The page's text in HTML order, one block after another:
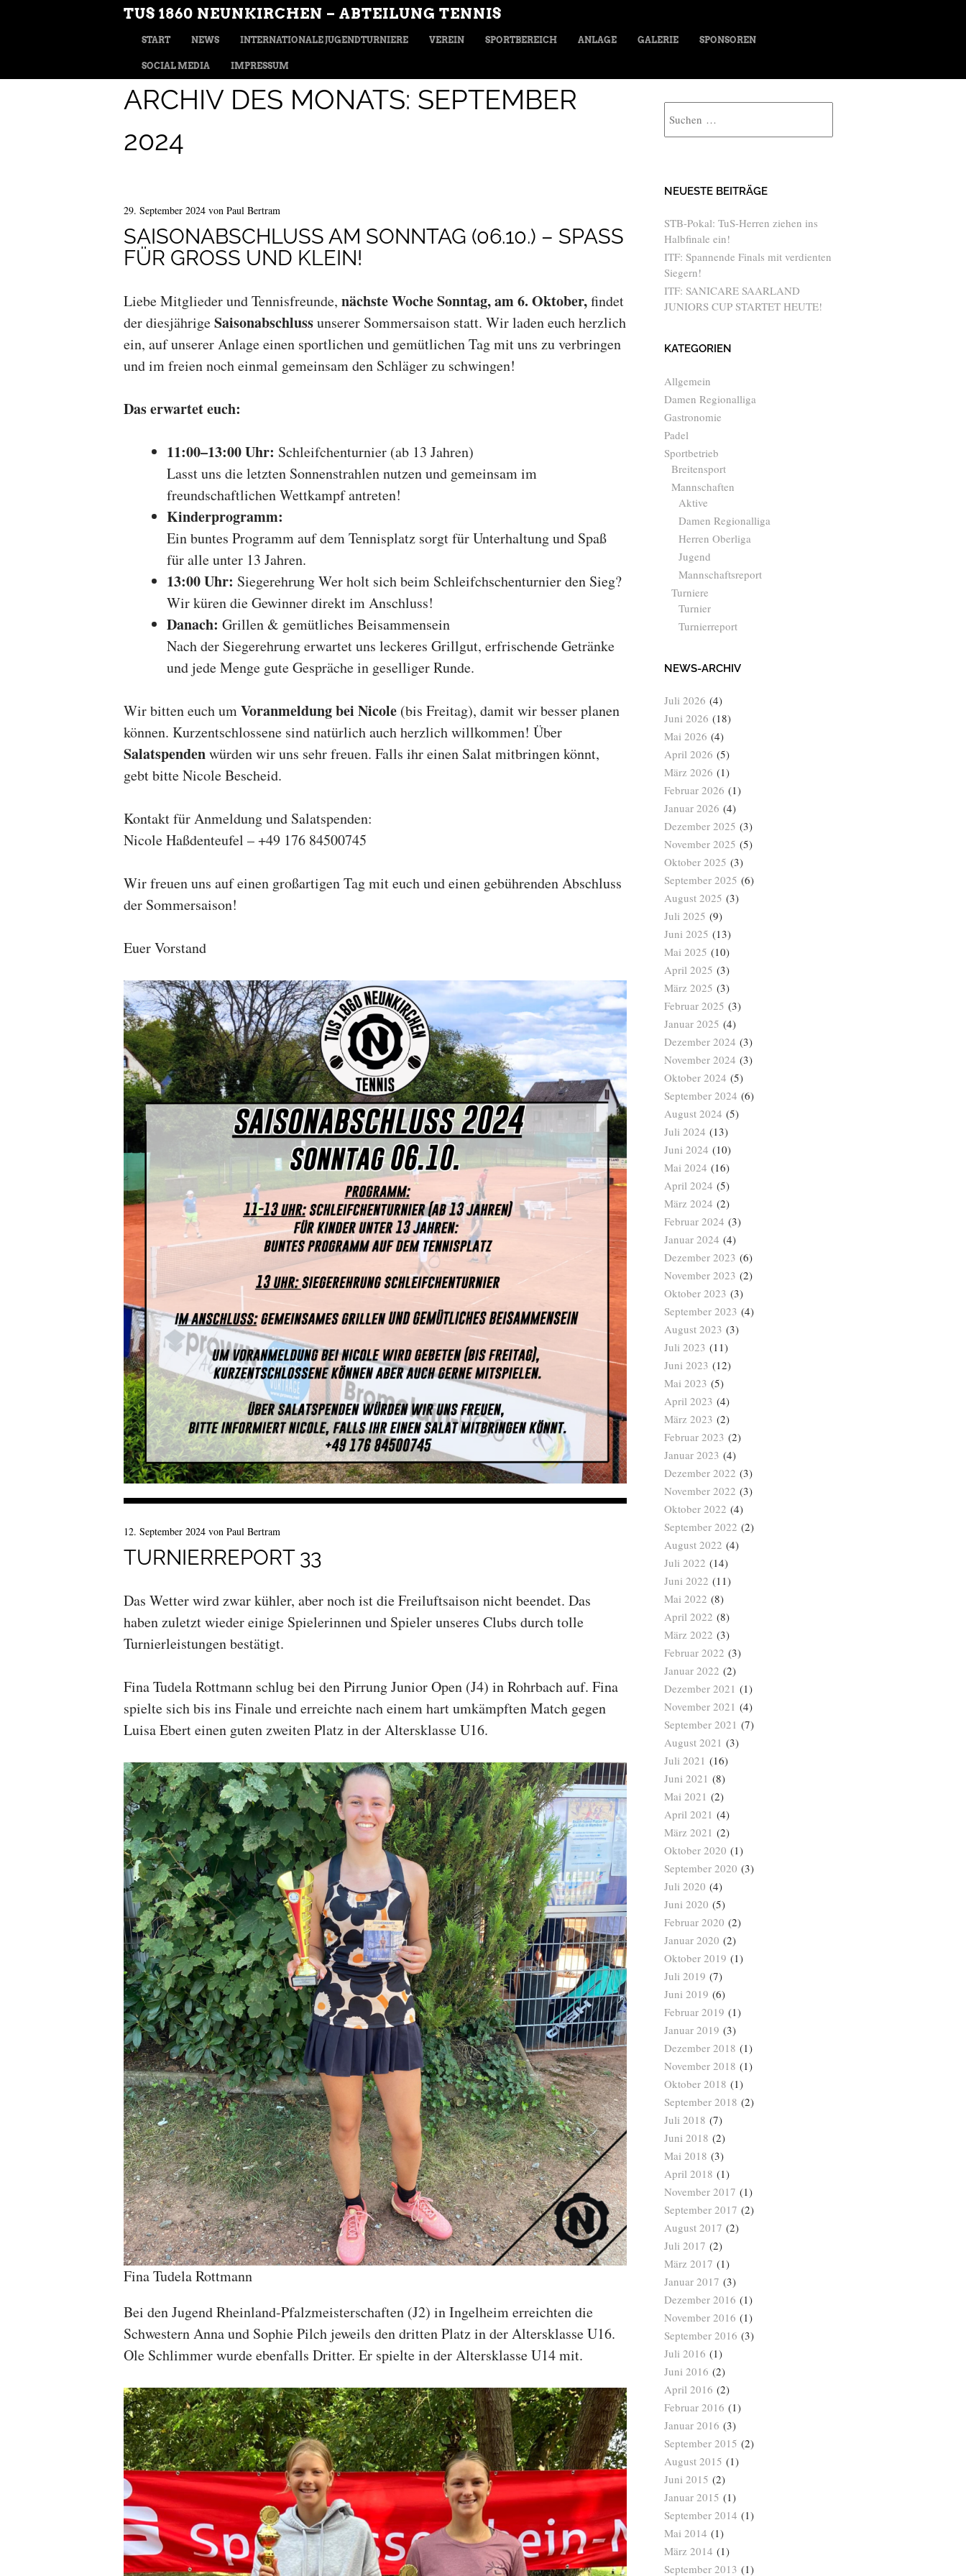
TUS 1860 NEUNKIRCHEN – ABTEILUNG TENNIS
MENÜ
ZUM INHALT SPRINGEN
START NEWS INTERNATIONALE JUGENDTURNIERE VEREIN SPORTBEREICH ANLAGE GALERIE SPONSOREN
SOCIAL MEDIA IMPRESSUM
ARCHIV DES MONATS: SEPTEMBER
2024
29. September 2024 von Paul Bertram
SAISONABSCHLUSS AM SONNTAG (06.10.) – SPASS F
ÜR GROSS UND KLEIN!
Liebe Mitglieder und Tennisfreunde, nächste Woche Sonntag, am 6. Oktober,findet
der diesjährigeSaisonabschlussunserer Sommersaison statt. Wir laden euch herzlich
ein, auf unserer Anlage einen sportlichen und gemütlichen Tag mit uns zu verbringen
und im freien noch einmal gemeinsam den Schläger zu schwingen!
Das erwartet euch:
11:00–13:00 Uhr: Schleifchenturnier (ab 13 Jahren)
Lasst uns die letzten Sonnenstrahlen nutzen und gemeinsam im
freundschaftlichen Wettkampf antreten!
Kinderprogramm:
Ein buntes Programm auf dem Tennisplatz sorgt für Unterhaltung und Spaß
für alle unter 13 Jahren.
13:00 Uhr: Siegerehrung Wer holt sich beim Schleifchschenturnier den Sieg?
Wir küren die Gewinner direkt im Anschluss!
Danach: Grillen & gemütliches Beisammensein
Nach der Siegerehrung erwartet uns leckeres Grillgut, erfrischende Getränke
und jede Menge gute Gespräche in geselliger Runde.
Wir bitten euch umVoranmeldung bei Nicole (bis Freitag), damit wir besser planen
können. Kurzentschlossene sind natürlich auch herzlich willkommen! Über
Salatspendenwürden wir uns sehr freuen. Falls ihr einen Salat mitbringen könnt,
gebt bitte Nicole Bescheid.
Kontakt für Anmeldung und Salatspenden:
Nicole Haßdenteufel – +49 176 84500745
Wir freuen uns auf einen großartigen Tag mit euch und einen gebührenden Abschluss
der Sommersaison!
Euer Vorstand
12. September 2024 von Paul Bertram
TURNIERREPORT 33
Das Wetter wird zwar kühler, aber noch ist die Freiluftsaison nicht beendet. Das
haben zuletzt wieder einige Spielerinnen und Spieler unseres Clubs durch tolle
Turnierleistungen bestätigt.
Fina Tudela Rottmann schlug bei den Pirrung Junior Open (J4) in Rohrbach auf. Fina
spielte sich bis ins Finale und erreichte nach einem hart umkämpften Match gegen
Luisa Ebert einen guten zweiten Platz in der Altersklasse U16.
Fina Tudela Rottmann
Bei den Jugend Rheinland-Pfalzmeisterschaften (J2) in Ingelheim erreichten die
Schwestern Anna und Sophie Pilch jeweils den dritten Platz in der Altersklasse U16.
Ole Schlimmer wurde ebenfalls Dritter. Er spielte in der Altersklasse U14 mit.
NEUESTE BEITRÄGE
STB-Pokal: TuS-Herren ziehen ins
Halbfinale ein!
ITF: Spannende Finals mit verdienten
Siegern!
ITF: SANICARE SAARLAND
JUNIORS CUP STARTET HEUTE!
KATEGORIEN
Allgemein
Damen Regionalliga
Gastronomie
Padel
Sportbetrieb
Breitensport
Mannschaften
Aktive
Damen Regionalliga
Herren Oberliga
Jugend
Mannschaftsreport
Turniere
Turnier
Turnierreport
NEWS-ARCHIV
Juli 2026 (4)
Juni 2026 (18)
Mai 2026 (4)
April 2026 (5)
März 2026 (1)
Februar 2026 (1)
Januar 2026 (4)
Dezember 2025 (3)
November 2025 (5)
Oktober 2025 (3)
September 2025 (6)
August 2025 (3)
Juli 2025 (9)
Juni 2025 (13)
Mai 2025 (10)
April 2025 (3)
März 2025 (3)
Februar 2025 (3)
Januar 2025 (4)
Dezember 2024 (3)
November 2024 (3)
Oktober 2024 (5)
September 2024 (6)
August 2024 (5)
Juli 2024 (13)
Juni 2024 (10)
Mai 2024 (16)
April 2024 (5)
März 2024 (2)
Februar 2024 (3)
Januar 2024 (4)
Dezember 2023 (6)
November 2023 (2)
Oktober 2023 (3)
September 2023 (4)
August 2023 (3)
Juli 2023 (11)
Juni 2023 (12)
Mai 2023 (5)
April 2023 (4)
März 2023 (2)
Februar 2023 (2)
Januar 2023 (4)
Dezember 2022 (3)
November 2022 (3)
Oktober 2022 (4)
September 2022 (2)
August 2022 (4)
Juli 2022 (14)
Juni 2022 (11)
Mai 2022 (8)
April 2022 (8)
März 2022 (3)
Februar 2022 (3)
Januar 2022 (2)
Dezember 2021 (1)
November 2021 (4)
September 2021 (7)
August 2021 (3)
Juli 2021 (16)
Juni 2021 (8)
Mai 2021 (2)
April 2021 (4)
März 2021 (2)
Oktober 2020 (1)
September 2020 (3)
Juli 2020 (4)
Juni 2020 (5)
Februar 2020 (2)
Januar 2020 (2)
Oktober 2019 (1)
Juli 2019 (7)
Juni 2019 (6)
Februar 2019 (1)
Januar 2019 (3)
Dezember 2018 (1)
November 2018 (1)
Oktober 2018 (1)
September 2018 (2)
Juli 2018 (7)
Juni 2018 (2)
Mai 2018 (3)
April 2018 (1)
November 2017 (1)
September 2017 (2)
August 2017 (2)
Juli 2017 (2)
März 2017 (1)
Januar 2017 (3)
Dezember 2016 (1)
November 2016 (1)
September 2016 (3)
Juli 2016 (1)
Juni 2016 (2)
April 2016 (2)
Februar 2016 (1)
Januar 2016 (3)
September 2015 (2)
August 2015 (1)
Juni 2015 (2)
Januar 2015 (1)
September 2014 (1)
Mai 2014 (1)
März 2014 (1)
September 2013 (1)